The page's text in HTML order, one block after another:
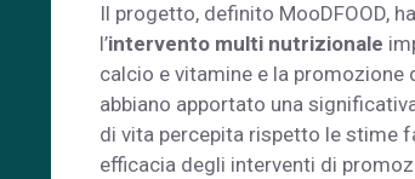
Il progetto, definito MooDFOOD,
l’intervento multi nutrizionale
calcio e vitamine e la promozione
abbiano apportato una
di vita percepita rispetto le stime
efficacia degli interventi di